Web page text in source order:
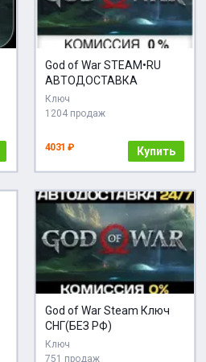
God of War STEAM•RU
АВТОДОСТАВКА
Ключ
1204 продаж
4031 ₽ Купить
God of War Steam Ключ
СНГ(БЕЗ РФ)
Ключ
751 продаж